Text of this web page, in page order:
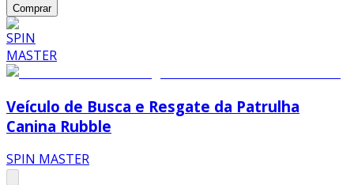
Comprar
Veículo de Busca e Resgate da Patrulha
Canina Rubble
SPIN MASTER